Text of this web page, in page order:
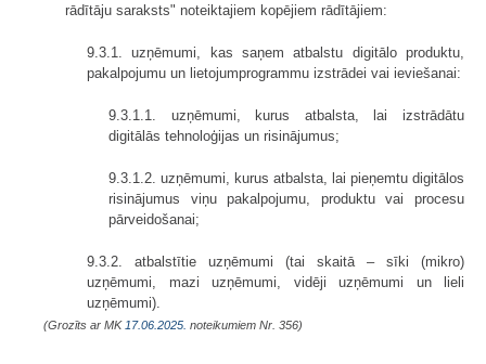
rādītāju saraksts" noteiktajiem kopējiem rādītājiem:
9.3.1. uzņēmumi, kas saņem atbalstu digitālo produktu,
pakalpojumu un lietojumprogrammu izstrādei vai ieviešanai:
9.3.1.1. uzņēmumi, kurus atbalsta, lai izstrādātu
digitālās tehnoloģijas un risinājumus;
9.3.1.2. uzņēmumi, kurus atbalsta, lai pieņemtu digitālos
risinājumus viņu pakalpojumu, produktu vai procesu
pārveidošanai;
9.3.2. atbalstītie uzņēmumi (tai skaitā – sīki (mikro)
uzņēmumi, mazi uzņēmumi, vidēji uzņēmumi un lieli
uzņēmumi).
(Grozīts ar MK 17.06.2025. noteikumiem Nr. 356)